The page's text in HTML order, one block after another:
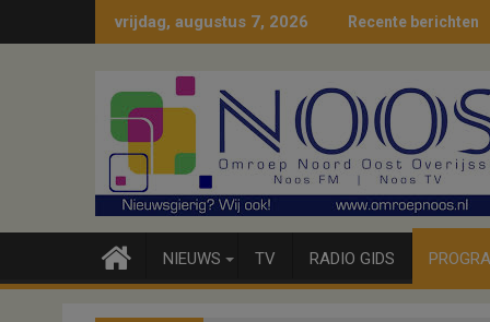
naar
vrijdag, augustus 7, 2026 Recente berichten
NIEUWS TV RADIO GIDS